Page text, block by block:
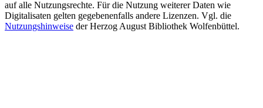
auf alle Nutzungsrechte. Für die Nutzung weiterer Daten wie
Digitalisaten gelten gegebenenfalls andere Lizenzen. Vgl. die
Nutzungshinweise der Herzog August Bibliothek Wolfenbüttel.